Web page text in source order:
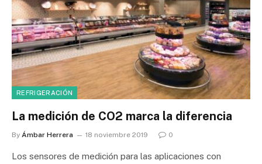
REFRIGERACIÓN
La medición de CO2 marca la diferencia
By Ámbar Herrera 18 noviembre 2019 0
Los sensores de medición para las aplicaciones con